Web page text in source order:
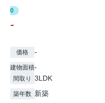
0
-
価格 -
建物面積-
間取り 3LDK
築年数 新築